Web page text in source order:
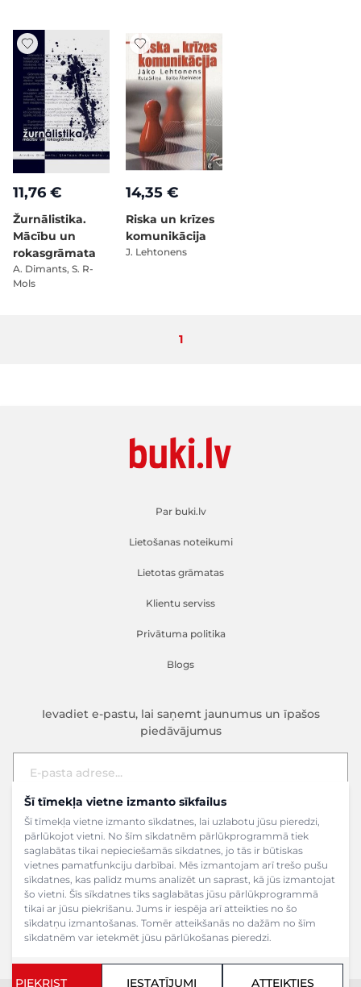
Šī tīmekļa vietne izmanto sīkfailus
Šī tīmekļa vietne izmanto sīkdatnes, lai uzlabotu jūsu pieredzi,
pārlūkojot vietni. No šīm sīkdatnēm pārlūkprogrammā tiek
saglabātas tikai nepieciešamās sīkdatnes, jo tās ir būtiskas
vietnes pamatfunkciju darbībai. Mēs izmantojam arī trešo pušu
sīkdatnes, kas palīdz mums analizēt un saprast, kā jūs izmantojat
šo vietni. Šīs sīkdatnes tiks saglabātas jūsu pārlūkprogrammā
tikai ar jūsu piekrišanu. Jums ir iespēja arī atteikties no šo
sīkdatņu izmantošanas. Tomēr atteikšanās no dažām no šīm
sīkdatnēm var ietekmēt jūsu pārlūkošanas pieredzi.
PIEKRIST IESTATĪJUMI ATTEIKTIES
11,76 €
Žurnālistika.
Mācību un
rokasgrāmata
A. Dimants, S. R-
Mols
14,35 €
Riska un krīzes
komunikācija
J. Lehtonens
Pašlaik lasāt lapu
1
Par buki.lv
Lietošanas noteikumi
Lietotas grāmatas
Klientu serviss
Privātuma politika
Blogs
Ievadiet e-pastu, lai saņemt jaunumus un īpašos
piedāvājumus
E-pasta adrese
Pieteikties